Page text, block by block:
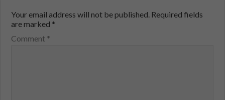
Your email address will not be published. Required fields
are marked *
Comment *